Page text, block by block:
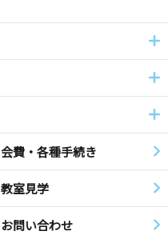
会費・各種手続き
教室見学
お問い合わせ